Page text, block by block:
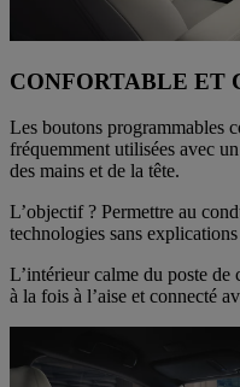
CONFORTABLE ET
Les boutons programmables
fréquemment utilisées avec
des mains et de la tête.
L’objectif ? Permettre au
technologies sans
L’intérieur calme du poste de
à la fois à l’aise et connecté